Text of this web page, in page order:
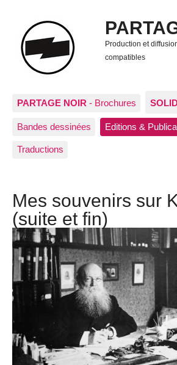
Production et
compatibles
PARTAGE NOIR - Brochures
Bandes dessinées Editions &
Traductions
Mes souvenirs sur
(suite et fin)